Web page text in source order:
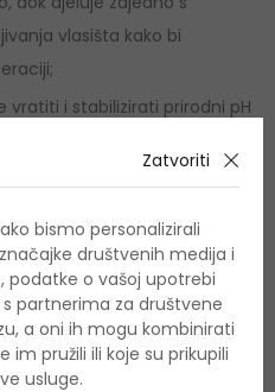
vlasišta kako bi
i stabilizirati prirodni pH
(kao što su jaki
sprječava razvoj
u kojem prirodna
Zatvoriti
bismo personalizirali
društvenih medija i
podatke o vašoj upotrebi
partnerima za društvene
a oni ih mogu kombinirati
pružili ili koje su prikupili
usluge.